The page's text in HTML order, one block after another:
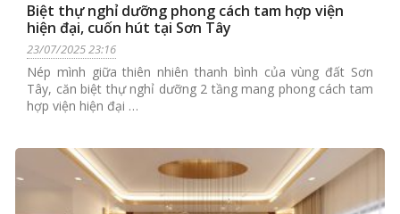
Biệt thự nghỉ dưỡng phong cách tam hợp viện
hiện đại, cuốn hút tại Sơn Tây
23/07/2025 23:16
Nép mình giữa thiên nhiên thanh bình của vùng đất Sơn
Tây, căn biệt thự nghỉ dưỡng 2 tầng mang phong cách tam
hợp viện hiện đại …